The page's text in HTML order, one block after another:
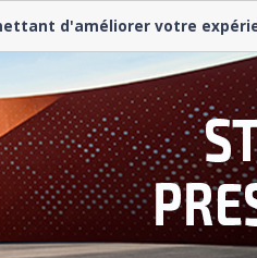
d'améliorer votre